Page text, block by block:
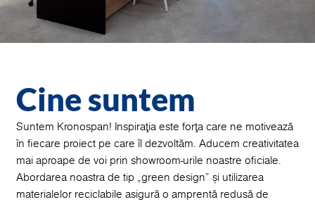
Cine suntem
Suntem Kronospan! Inspirația este forța care ne motivează
în fiecare proiect pe care îl dezvoltăm. Aducem creativitatea
mai aproape de voi prin showroom-urile noastre oficiale.
Abordarea noastra de tip „green design” și utilizarea
materialelor reciclabile asigură o amprentă redusă de